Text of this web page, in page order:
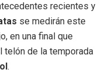
recientes y
se medirán este
en una final que
telón de la temporada
.